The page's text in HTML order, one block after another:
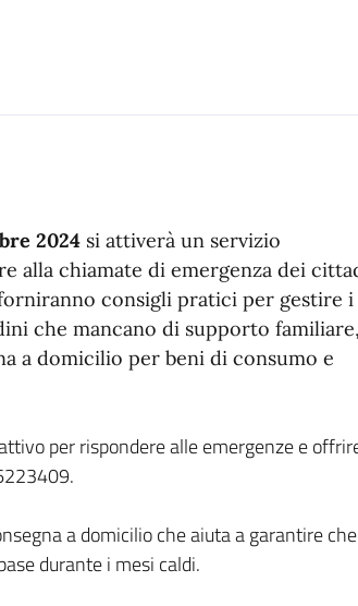
2024si attiverà un servizio
alla chiamate di emergenza dei
consigli pratici per gestire i
che mancano di supporto familiare,
a domicilio per beni di consumo e
per rispondere alle emergenze e
a domicilio che aiuta a garantire che
durante i mesi caldi.